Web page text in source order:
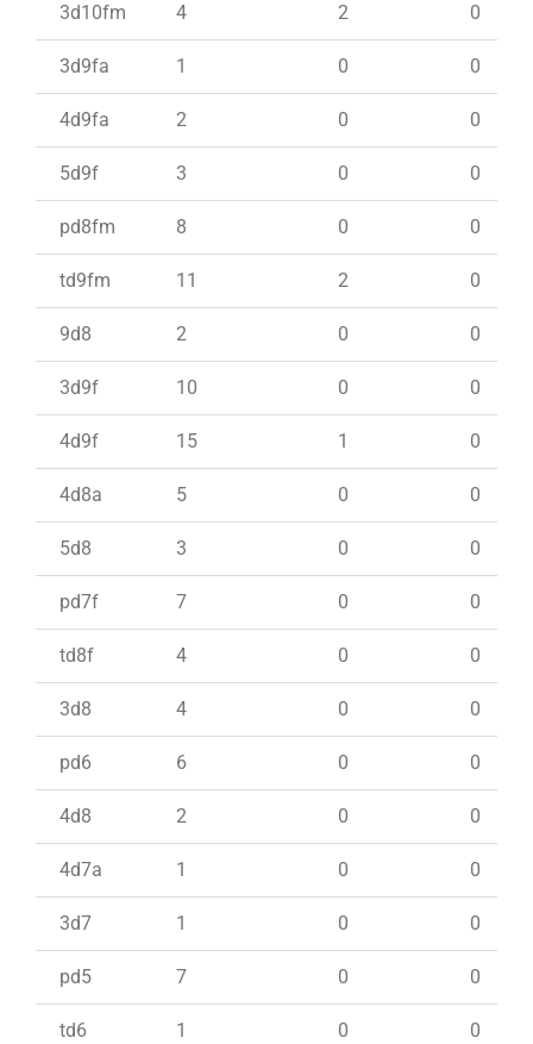
3d10fm 4 2 0
3d9fa 1 0 0
4d9fa 2 0 0
5d9f 3 0 0
pd8fm 8 0 0
td9fm 11 2 0
9d8 2 0 0
3d9f 10 0 0
4d9f 15 1 0
4d8a 5 0 0
5d8 3 0 0
pd7f 7 0 0
td8f 4 0 0
3d8 4 0 0
pd6 6 0 0
4d8 2 0 0
4d7a 1 0 0
3d7 1 0 0
pd5 7 0 0
td6 1 0 0